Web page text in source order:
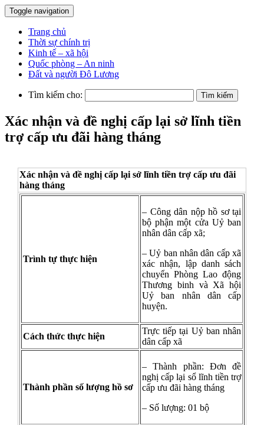
Toggle navigation
Trang chủ
Thời sự chính trị
Kinh tế – xã hội
Quốc phòng – An ninh
Đất và người Đô Lương
Tìm kiếm cho:
Xác nhận và đề nghị cấp lại sở lĩnh tiền
trợ cấp ưu đãi hàng tháng
Xác nhận và đề nghị cấp lại sở lĩnh tiền trợ cấp ưu đãi
hàng tháng
Trình tự thực hiện
– Công dân nộp hồ sơ tại
bộ phận một cửa Uỷ ban
nhân dân cấp xã;
– Uỷ ban nhân dân cấp xã
xác nhận, lập danh sách
chuyển Phòng Lao động
Thương binh và Xã hội
Uỷ ban nhân dân cấp
huyện.
Cách thức thực hiện
Trực tiếp tại Uỷ ban nhân
dân cấp xã
Thành phần số lượng hồ sơ
– Thành phần: Đơn đề
nghị cấp lại sổ lĩnh tiền trợ
cấp ưu đãi hàng tháng
– Số lượng: 01 bộ